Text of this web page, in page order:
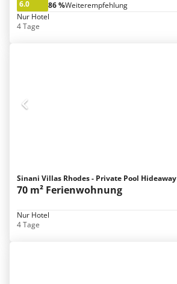
6.0
86 %Weiterempfehlung
Nur Hotel
4 Tage
Sinani Villas Rhodes - Private Pool Hideaway
70 m² Ferienwohnung
Nur Hotel
4 Tage